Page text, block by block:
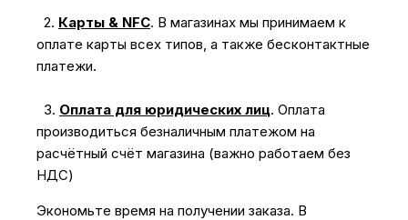
2. Карты & NFC. В магазинах мы принимаем к
оплате карты всех типов, а также бесконтактные
платежи.
3. Оплата для юридических лиц. Оплата
производиться безналичным платежом на
расчётный счёт магазина (важно работаем без
НДС)
Экономьте время на получении заказа. В